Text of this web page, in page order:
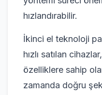
hızlandırabilir.
İkinci el teknoloji
hızlı satılan
özelliklere sahip
zamanda doğru